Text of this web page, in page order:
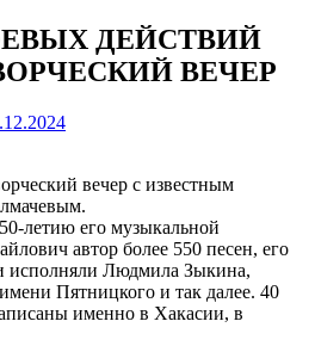
ДЕЙСТВИЙ
ВЕЧЕР
вечер с известным
летию его музыкальной
автор более 550 песен, его
исполняли Людмила Зыкина,
Пятницкого и так далее. 40
именно в Хакасии, в